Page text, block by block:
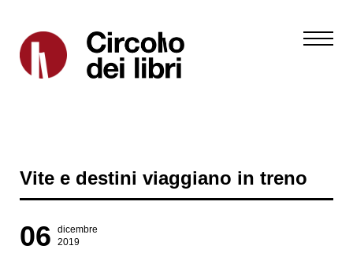
Vite e destini viaggiano in treno
06
dicembre
2019